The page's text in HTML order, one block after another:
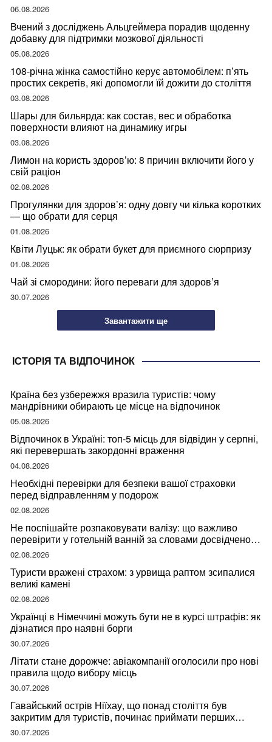
ваше здоров’я
06.08.2026
Вчений з досліджень Альцгеймера порадив щоденну
добавку для підтримки мозкової діяльності
05.08.2026
108-річна жінка самостійно керує автомобілем: п’ять
простих секретів, які допомогли їй дожити до століття
03.08.2026
Шары для бильярда: как состав, вес и обработка
поверхности влияют на динамику игры
03.08.2026
Лимон на користь здоров’ю: 8 причин включити його у
свій раціон
02.08.2026
Прогулянки для здоров’я: одну довгу чи кілька коротких
— що обрати для серця
01.08.2026
Квіти Луцьк: як обрати букет для приємного сюрпризу
01.08.2026
Чай зі смородини: його переваги для здоров’я
30.07.2026
Завантажити ще
ІСТОРІЯ ТА ВІДПОЧИНОК
Країна без узбережжя вразила туристів: чому
мандрівники обирають це місце на відпочинок
05.08.2026
Відпочинок в Україні: топ-5 місць для відвідин у серпні,
які перевершать закордонні враження
04.08.2026
Необхідні перевірки для безпеки вашої страховки
перед відправленням у подорож
02.08.2026
Не поспішайте розпаковувати валізу: що важливо
перевірити у готельній ванній за словами досвідченої
мандрівниці
02.08.2026
Туристи вражені страхом: з урвища раптом зсипалися
великі камені
02.08.2026
Українці в Німеччині можуть бути не в курсі штрафів: як
дізнатися про наявні борги
30.07.2026
Літати стане дорожче: авіакомпанії оголосили про нові
правила щодо вибору місць
30.07.2026
Гавайський острів Ніїхау, що понад століття був
закритим для туристів, починає приймати перших
відвідувачів
30.07.2026